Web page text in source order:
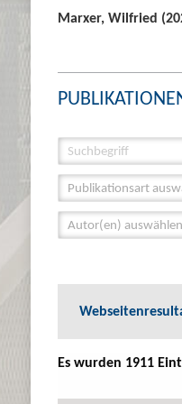
Marxer, Wilfried
Publikationsart
Autor(en) auswählen
Es wurden 1911